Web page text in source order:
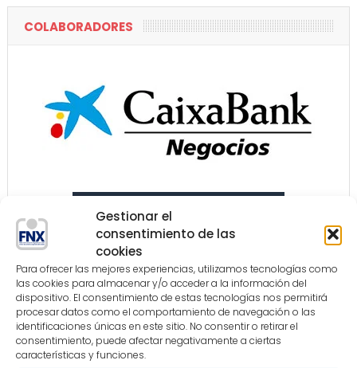
Gestionar el
consentimiento de las
cookies
Para ofrecer las mejores experiencias, utilizamos tecnologías como
las cookies para almacenar y/o acceder a la información del
dispositivo. El consentimiento de estas tecnologías nos permitirá
procesar datos como el comportamiento de navegación o las
identificaciones únicas en este sitio. No consentir o retirar el
consentimiento, puede afectar negativamente a ciertas
características y funciones.
COLABORADORES